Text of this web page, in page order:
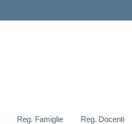
Reg. Famiglie Reg. Docenti